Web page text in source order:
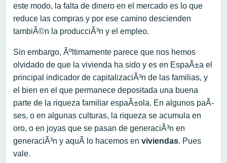
este modo, la falta de dinero en el mercado es lo que
reduce las compras y por ese camino descienden
tambiÃ©n la producciÃ³n y el empleo.
Sin embargo, Ãºltimamente parece que nos hemos
olvidado de que la vivienda ha sido y es en EspaÃ±a el
principal indicador de capitalizaciÃ³n de las familias, y
el bien en el que permanece depositada una buena
parte de la riqueza familiar espaÃ±ola. En algunos paÃ­
ses, o en algunas culturas, la riqueza se acumula en
oro, o en joyas que se pasan de generaciÃ³n en
generaciÃ³n y aquÃ­ lo hacemos en viviendas. Pues
vale.